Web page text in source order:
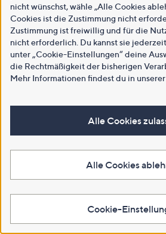
nicht wünschst, wähle „Alle Cookies
Cookies ist die Zustimmung nicht
Zustimmung ist freiwillig und für die
nicht erforderlich. Du kannst sie
unter „Cookie-Einstellungen“ deine
die Rechtmäßigkeit der bisherigen
Mehr Informationen findest du in unserer
Alle Cookies
Alle Cookies
Cookie-